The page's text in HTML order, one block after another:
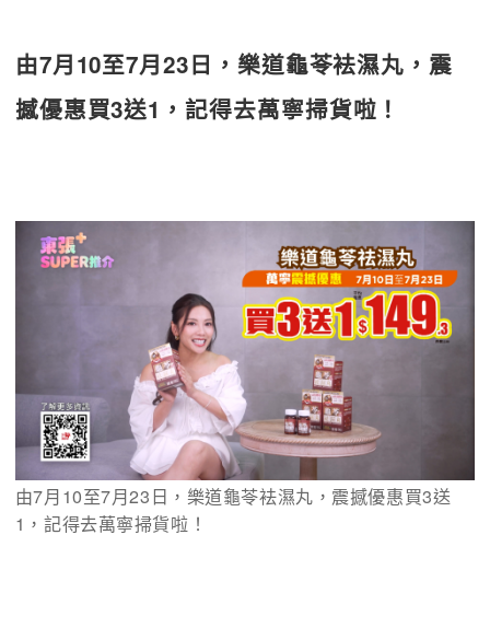
由7月10至7月23日，樂道龜苓袪濕丸，震
撼優惠買3送1，記得去萬寧掃貨啦！
由7月10至7月23日，樂道龜苓袪濕丸，震撼優惠買3送
1，記得去萬寧掃貨啦！